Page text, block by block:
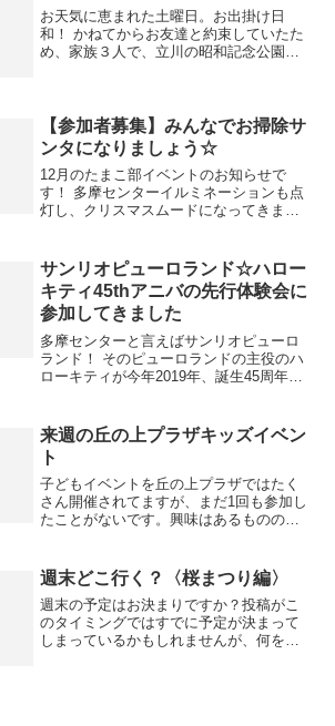
お天気に恵まれた土曜日。お出掛け日
和！ かねてからお友達と約束していたた
め、家族３人で、立川の昭和記念公園で
っているので、厳...
【参加者募集】みんなでお掃除サ
ンタになりましょう☆
12月のたまこ部イベントのお知らせで
す！ 多摩センターイルミネーションも点
灯し、クリスマスムードになってきまし
楽しむだけではなくて、 みんなでクリス
マスコスプ...
サンリオピューロランド☆ハロー
キティ45thアニバの先行体験会に
参加してきました
多摩センターと言えばサンリオピューロ
ランド！ そのピューロランドの主役のハ
ローキティが今年2019年、誕生45周年を
ピューロランドのアンバサダーになった
私、早速「ハ...
来週の丘の上プラザキッズイベン
ト
子どもイベントを丘の上プラザではたく
さん開催されてますが、まだ1回も参加し
たことがないです。興味はあるもののな
だ1歳5ヶ月の娘はゴールまで辿りつけな
いでしょうが、ちょ...
週末どこ行く？〈桜まつり編〉
週末の予定はお決まりですか？投稿がこ
のタイミングではすでに予定が決まって
しまっているかもしれませんが、何をし